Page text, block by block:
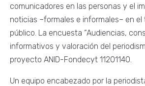
comunicadores en las personas y el
noticias –formales e informales– en el
público. La encuesta “Audiencias,
informativos y valoración del
proyecto ANID-Fondecyt 11201140.
Un equipo encabezado por la